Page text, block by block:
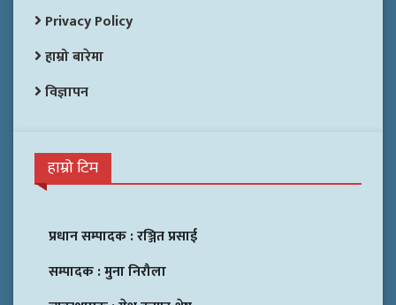
Privacy Policy
हाम्रो बारेमा
विज्ञापन
हाम्रो टिम
प्रधान सम्पादक :रञ्जित प्रसाई
सम्पादक :मुना निरौला